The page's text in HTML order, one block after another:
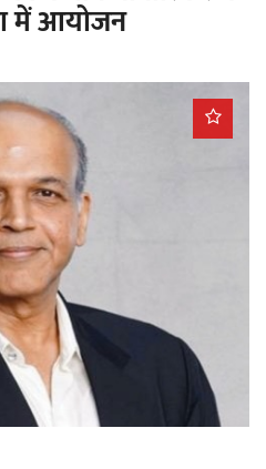
में आयोजन